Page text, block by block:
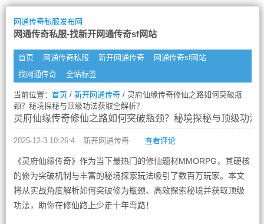
网通传奇私服发布网
网通传奇私服-找新开网通传奇sf网站
首页 网通传奇私服 新开网通传奇
网通传奇sf网站
找网通传奇
全站标签
当前位置： 首页/ 新开网通传奇/ 灵府仙缘传奇修仙之路如何突破瓶
颈？秘境探秘与顶级功法获取全解析？
灵府仙缘传奇修仙之路如何突破瓶颈？秘境探秘与顶级功法
2025-12-3 10:26:4 新开网通传奇 查看评论
《灵府仙缘传奇》作为当下最热门的修仙题材MMORPG，其硬核
的修为突破机制与丰富的秘境探索玩法吸引了数百万玩家。本文
将从实战角度解析如何突破修为瓶颈、高效探索秘境并获取顶级
功法，助你在修仙路上少走十年弯路！